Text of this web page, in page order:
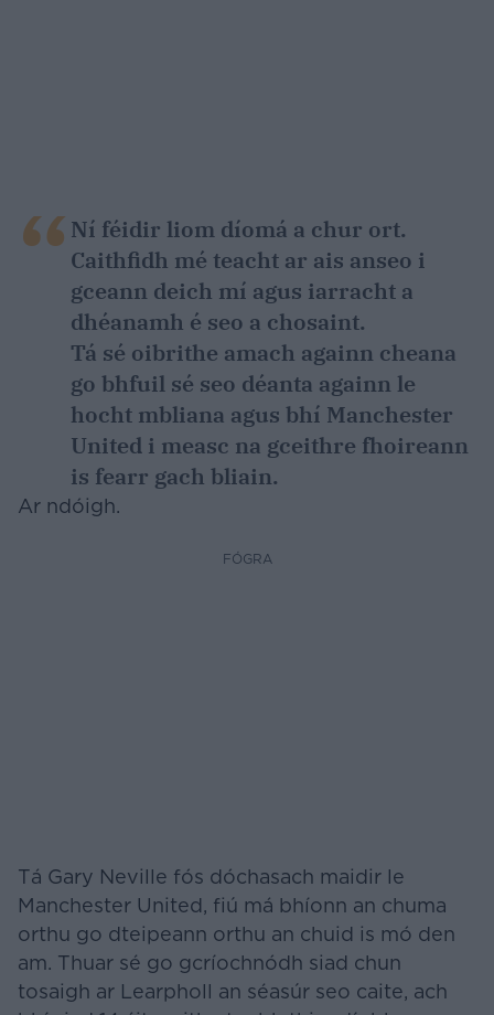
Ní féidir liom díomá a chur ort.
Caithfidh mé teacht ar ais anseo i
gceann deich mí agus iarracht a
dhéanamh é seo a chosaint.
Tá sé oibrithe amach againn cheana
go bhfuil sé seo déanta againn le
hocht mbliana agus bhí Manchester
United i measc na gceithre fhoireann
is fearr gach bliain.
Ar ndóigh.
FÓGRA
Tá Gary Neville fós dóchasach maidir le
Manchester United, fiú má bhíonn an chuma
orthu go dteipeann orthu an chuid is mó den
am. Thuar sé go gcríochnódh siad chun
tosaigh ar Learpholl an séasúr seo caite, ach